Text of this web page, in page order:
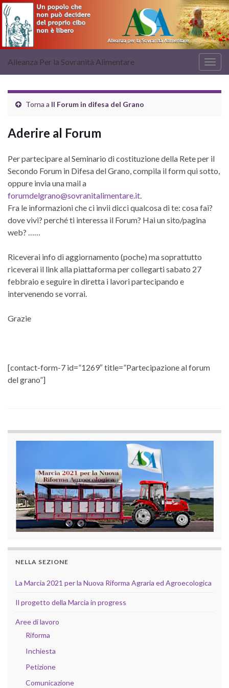
la
Alleanza Per la Sovranità Alimentare
Torna a Il Forum in difesa del Grano
Aderire al Forum
Per partecipare al Seminario di costituzione della Rete per il
Secondo Forum in Difesa del Grano, compila il form qui sotto,
oppure invia una mail a
forumdelgrano@sovranitalimentare.it
Fra le informazioni che ci invii dicci qualcosa di te: cosa fai?
dove vivi? perché ti interessa il Forum? Hai un sito/pagina
web? ……
Riceverai info di aggiornamento (poche) ma soprattutto
riceverai il link alla piattaforma per collegarti sabato 27
febbraio e seguire in diretta i lavori partecipando e
intervenendo se vorrai.
Grazie
[contact-form-7 id=”1269″ title=”Partecipazione al forum
del grano”]
NELLA SEZIONE
La Marcia 2021 per la Nuova Riforma Agraria ed Agroecologica
Il progetto della Marcia in progress
Aree di lavoro
Riforma
Inchiesta
Petizione
Comunicazione